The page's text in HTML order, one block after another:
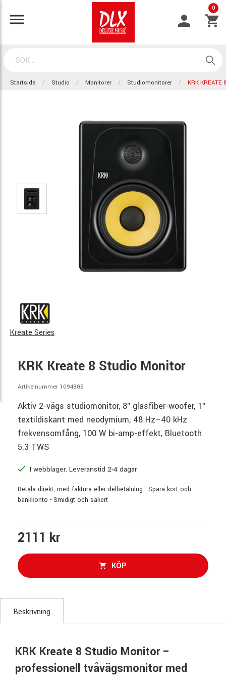
0
Startsida Studio Monitorer Studiomonitorer KRK KREATE
Kreate Series
KRK Kreate 8 Studio Monitor
Artikelnummer 1094805
Aktiv 2-vägs studiomonitor, 8″ glasfiber-woofer, 1″
textildiskant med neodymium, 48 Hz–40 kHz
frekvensomfång, 100 W bi-amp-effekt, Bluetooth
5.3 TWS
I webblager. Leveranstid 2-4 dagar
Betala direkt, med faktura eller delbetalning - Spara kort och
bankkonto - Smidigt och säkert
2111 kr
KÖP
Beskrivning
KRK Kreate 8 Studio Monitor –
professionell tvåvägsmonitor med